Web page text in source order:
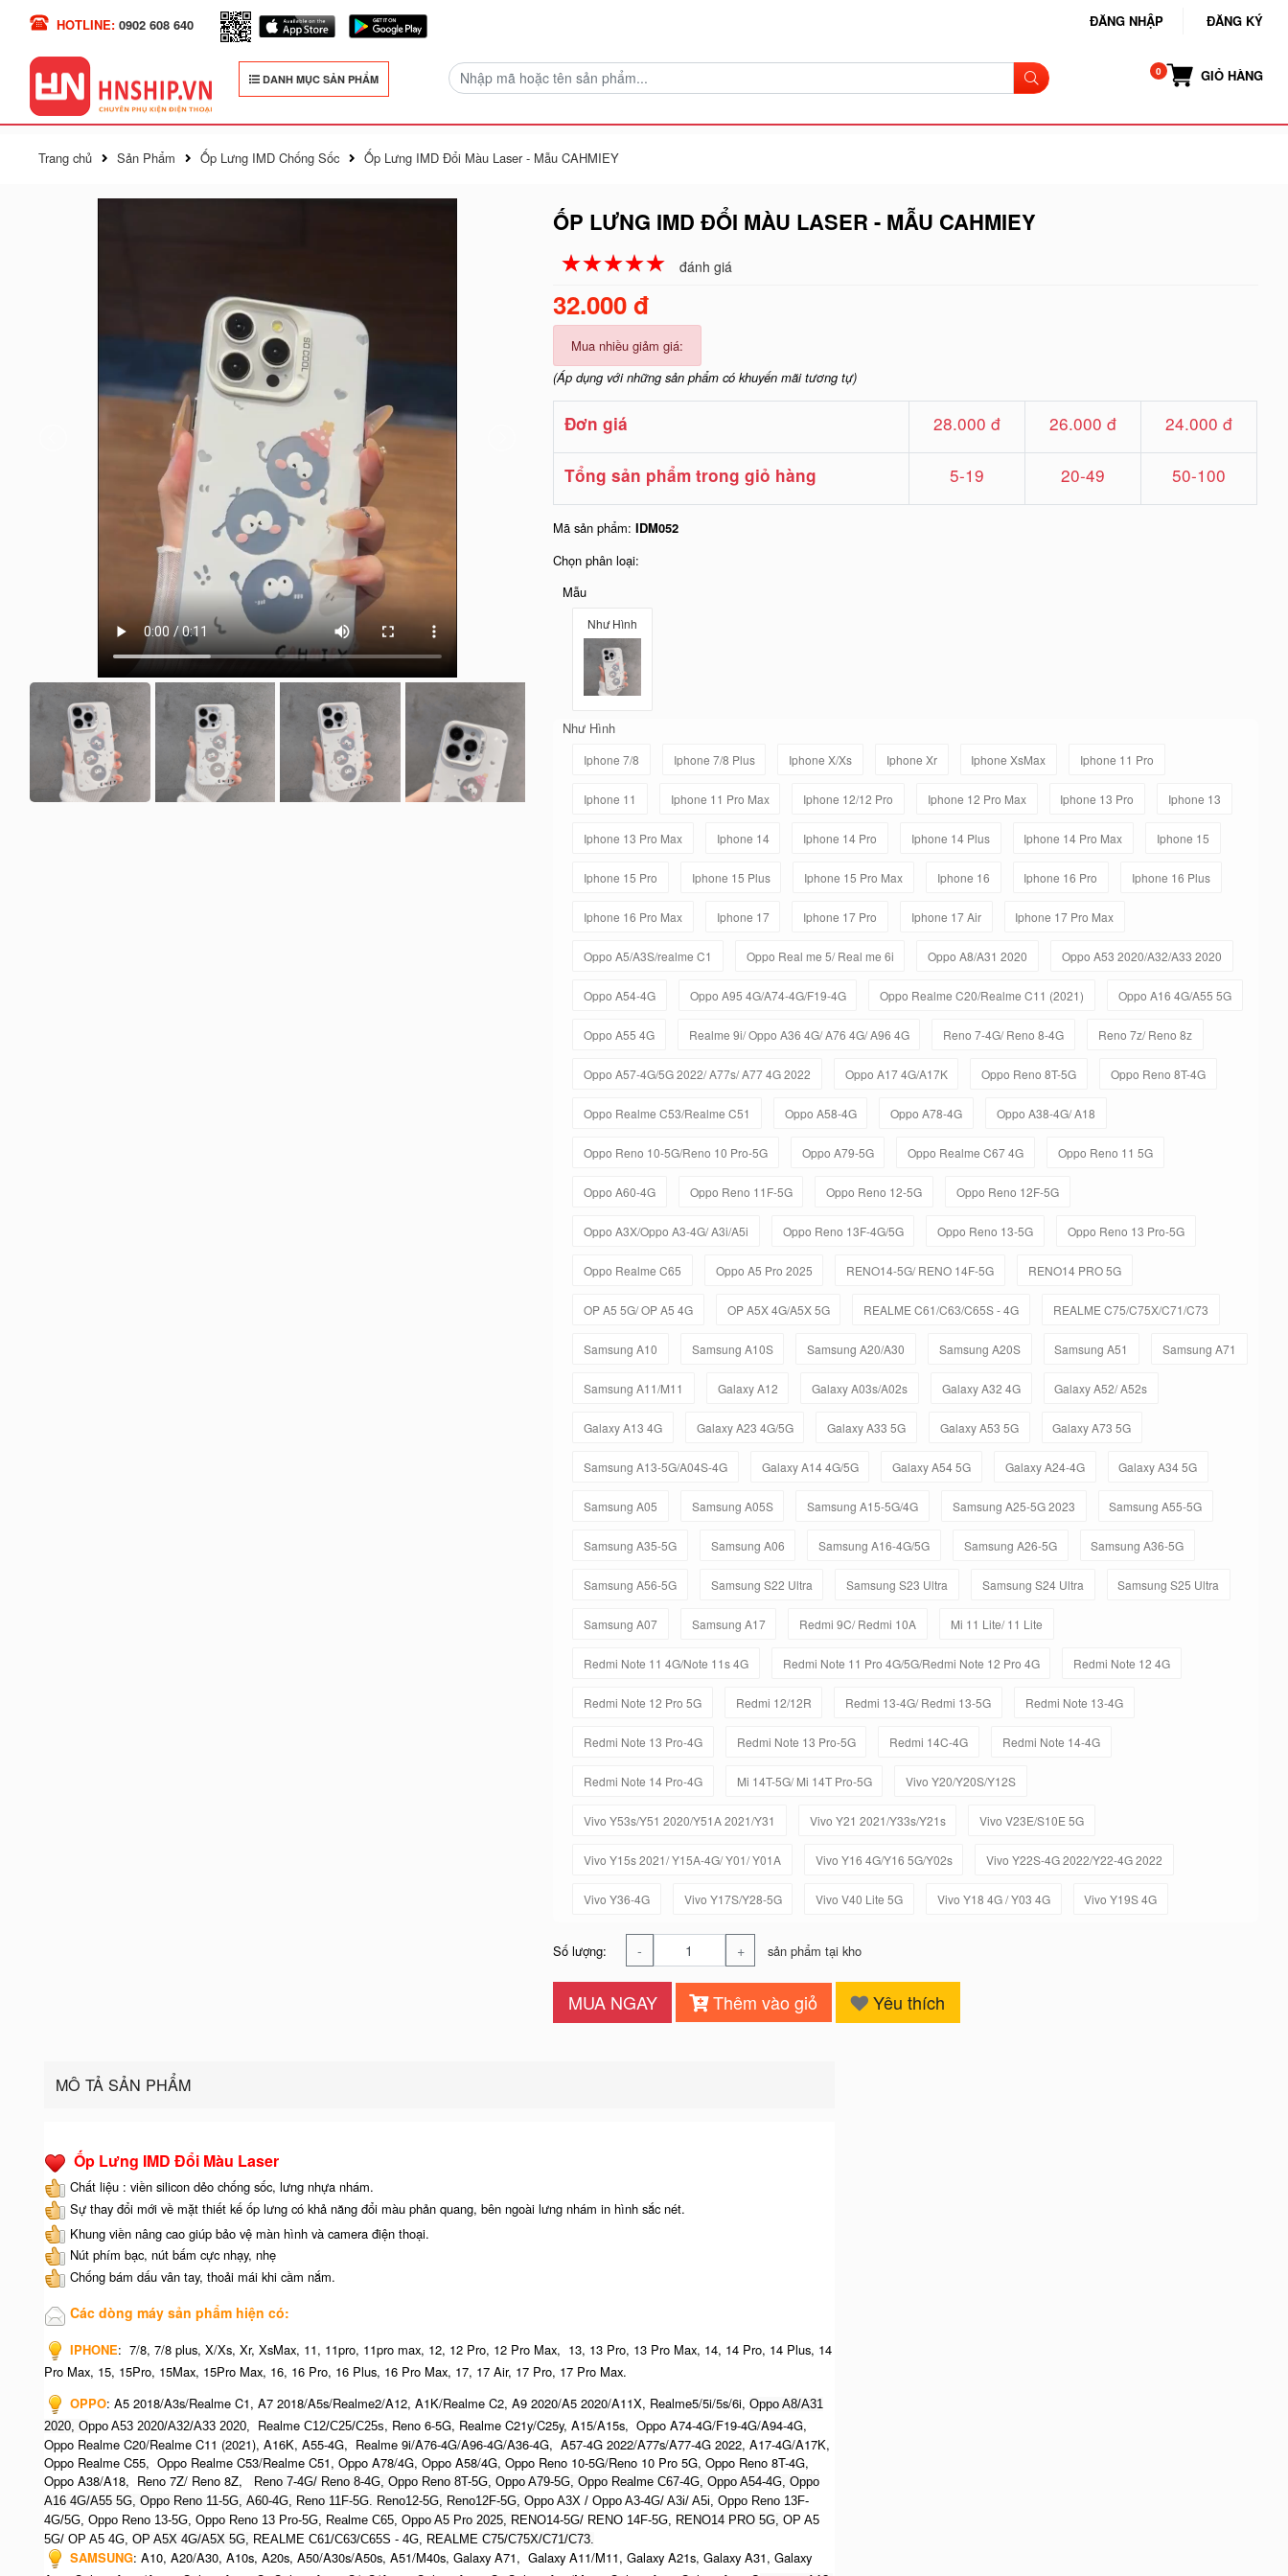
HOTLINE: 0902 608 640 ĐĂNG NHẬP ĐĂNG KÝ
DANH MỤC SẢN PHẨM GIỎ HÀNG
Trang chủ Sản Phẩm Ốp Lưng IMD Chống Sốc Ốp Lưng IMD Đổi Màu Laser - Mẫu CAHMIEY
ỐP LƯNG IMD ĐỔI MÀU LASER - MẪU CAHMIEY
☆☆☆☆☆
★★★★★ đánh giá
32.000 đ
Mua nhiều giảm giá:
(Áp dụng với những sản phẩm có khuyến mãi tương tự)
Đơn giá 28.000 đ 26.000 đ 24.000 đ
Tổng sản phẩm trong giỏ hàng 5-19 20-49 50-100
Mã sản phẩm:IDM052
Chọn phân loại:
Mẫu
Như Hình
Như Hình
Iphone 7/8 Iphone 7/8 Plus Iphone X/Xs Iphone Xr Iphone XsMax Iphone 11 Pro
Iphone 11 Iphone 11 Pro Max Iphone 12/12 Pro Iphone 12 Pro Max Iphone 13 Pro Iphone 13
Iphone 13 Pro Max Iphone 14 Iphone 14 Pro Iphone 14 Plus Iphone 14 Pro Max Iphone 15
Iphone 15 Pro Iphone 15 Plus Iphone 15 Pro Max Iphone 16 Iphone 16 Pro Iphone 16 Plus
Iphone 16 Pro Max Iphone 17 Iphone 17 Pro Iphone 17 Air Iphone 17 Pro Max
Oppo A5/A3S/realme C1 Oppo Real me 5/ Real me 6i Oppo A8/A31 2020 Oppo A53 2020/A32/A33 2020
Oppo A54-4G Oppo A95 4G/A74-4G/F19-4G Oppo Realme C20/Realme C11 (2021) Oppo A16 4G/A55 5G
Oppo A55 4G Realme 9i/ Oppo A36 4G/ A76 4G/ A96 4G Reno 7-4G/ Reno 8-4G Reno 7z/ Reno 8z
Oppo A57-4G/5G 2022/ A77s/ A77 4G 2022 Oppo A17 4G/A17K Oppo Reno 8T-5G Oppo Reno 8T-4G
Oppo Realme C53/Realme C51 Oppo A58-4G Oppo A78-4G Oppo A38-4G/ A18
Oppo Reno 10-5G/Reno 10 Pro-5G Oppo A79-5G Oppo Realme C67 4G Oppo Reno 11 5G
Oppo A60-4G Oppo Reno 11F-5G Oppo Reno 12-5G Oppo Reno 12F-5G
Oppo A3X/Oppo A3-4G/ A3i/A5i Oppo Reno 13F-4G/5G Oppo Reno 13-5G Oppo Reno 13 Pro-5G
Oppo Realme C65 Oppo A5 Pro 2025 RENO14-5G/ RENO 14F-5G RENO14 PRO 5G
OP A5 5G/ OP A5 4G OP A5X 4G/A5X 5G REALME C61/C63/C65S - 4G REALME C75/C75X/C71/C73
Samsung A10 Samsung A10S Samsung A20/A30 Samsung A20S Samsung A51 Samsung A71
Samsung A11/M11 Galaxy A12 Galaxy A03s/A02s Galaxy A32 4G Galaxy A52/ A52s
Galaxy A13 4G Galaxy A23 4G/5G Galaxy A33 5G Galaxy A53 5G Galaxy A73 5G
Samsung A13-5G/A04S-4G Galaxy A14 4G/5G Galaxy A54 5G Galaxy A24-4G Galaxy A34 5G
Samsung A05 Samsung A05S Samsung A15-5G/4G Samsung A25-5G 2023 Samsung A55-5G
Samsung A35-5G Samsung A06 Samsung A16-4G/5G Samsung A26-5G Samsung A36-5G
Samsung A56-5G Samsung S22 Ultra Samsung S23 Ultra Samsung S24 Ultra Samsung S25 Ultra
Samsung A07 Samsung A17 Redmi 9C/ Redmi 10A Mi 11 Lite/ 11 Lite
Redmi Note 11 4G/Note 11s 4G Redmi Note 11 Pro 4G/5G/Redmi Note 12 Pro 4G Redmi Note 12 4G
Redmi Note 12 Pro 5G Redmi 12/12R Redmi 13-4G/ Redmi 13-5G Redmi Note 13-4G
Redmi Note 13 Pro-4G Redmi Note 13 Pro-5G Redmi 14C-4G Redmi Note 14-4G
Redmi Note 14 Pro-4G Mi 14T-5G/ Mi 14T Pro-5G Vivo Y20/Y20S/Y12S
Vivo Y53s/Y51 2020/Y51A 2021/Y31 Vivo Y21 2021/Y33s/Y21s Vivo V23E/S10E 5G
Vivo Y15s 2021/ Y15A-4G/ Y01/ Y01A Vivo Y16 4G/Y16 5G/Y02s Vivo Y22S-4G 2022/Y22-4G 2022
Vivo Y36-4G Vivo Y17S/Y28-5G Vivo V40 Lite 5G Vivo Y18 4G / Y03 4G Vivo Y19S 4G
Số lượng: - + sản phẩm tại kho
MUA NGAY Thêm vào giỏ Yêu thích
MÔ TẢ SẢN PHẨM
Ốp Lưng IMD Đổi Màu Laser
Chất liệu : viền silicon dẻo chống sốc, lưng nhựa nhám.
Sự thay đổi mới về mặt thiết kế ốp lưng có khả năng đổi màu phản quang, bên ngoài lưng nhám in hình sắc nét.
Khung viền nâng cao giúp bảo vệ màn hình và camera điện thoại.
Nút phím bạc, nút bấm cực nhạy, nhẹ
Chống bám dấu vân tay, thoải mái khi cầm nắm.
Các dòng máy sản phẩm hiện có:
IPHONE: 7/8, 7/8 plus, X/Xs, Xr, XsMax, 11, 11pro, 11pro max, 12, 12 Pro, 12 Pro Max, 13, 13 Pro, 13 Pro Max, 14, 14 Pro, 14 Plus, 14
Pro Max, 15, 15Pro, 15Max, 15Pro Max, 16, 16 Pro, 16 Plus, 16 Pro Max, 17, 17 Air, 17 Pro, 17 Pro Max.
OPPO: A5 2018/A3s/Realme C1, A7 2018/A5s/Realme2/A12, A1K/Realme C2, A9 2020/A5 2020/A11X, Realme5/5i/5s/6i, Oppo A8/A31
2020, Oppo A53 2020/A32/A33 2020, Realme C12/C25/C25s, Reno 6-5G, Realme C21y/C25y, A15/A15s, Oppo A74-4G/F19-4G/A94-4G,
Oppo Realme C20/Realme C11 (2021), A16K, A55-4G, Realme 9i/A76-4G/A96-4G/A36-4G, A57-4G 2022/A77s/A77-4G 2022, A17-4G/A17K,
Oppo Realme C55, Oppo Realme C53/Realme C51, Oppo A78/4G, Oppo A58/4G, Oppo Reno 10-5G/Reno 10 Pro 5G, Oppo Reno 8T-4G,
Oppo A38/A18, Reno 7Z/ Reno 8Z,
Reno 7-4G/ Reno 8-4G, Oppo Reno 8T-5G, Oppo A79-5G, Oppo Realme C67-4G, Oppo A54-4G, Oppo
A16 4G/A55 5G, Oppo Reno 11-5G, A60-4G, Reno 11F-5G. Reno12-5G, Reno12F-5G, Oppo A3X / Oppo A3-4G/ A3i/ A5i, Oppo Reno 13F-
4G/5G, Oppo Reno 13-5G, Oppo Reno 13 Pro-5G, Realme C65, Oppo A5 Pro 2025, RENO14-5G/ RENO 14F-5G, RENO14 PRO 5G, OP A5
5G/ OP A5 4G, OP A5X 4G/A5X 5G, REALME C61/C63/C65S - 4G, REALME C75/C75X/C71/C73.
SAMSUNG: A10, A20/A30, A10s, A20s, A50/A30s/A50s, A51/M40s, Galaxy A71, Galaxy A11/M11, Galaxy A21s, Galaxy A31, Galaxy